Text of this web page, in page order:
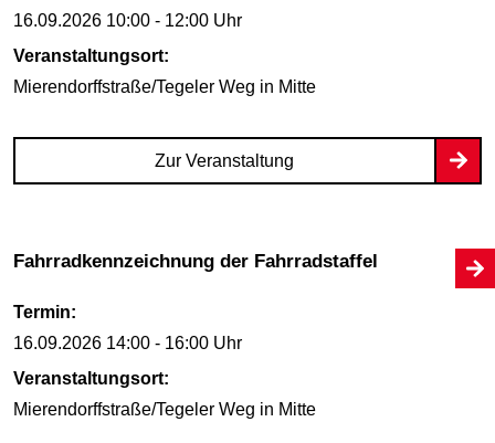
16.09.2026 10:00 - 12:00 Uhr
Veranstaltungsort:
Mierendorffstraße/Tegeler Weg in Mitte
Zur Veranstaltung
Fahrradkennzeichnung der Fahrradstaffel
Termin:
16.09.2026 14:00 - 16:00 Uhr
Veranstaltungsort:
Mierendorffstraße/Tegeler Weg in Mitte